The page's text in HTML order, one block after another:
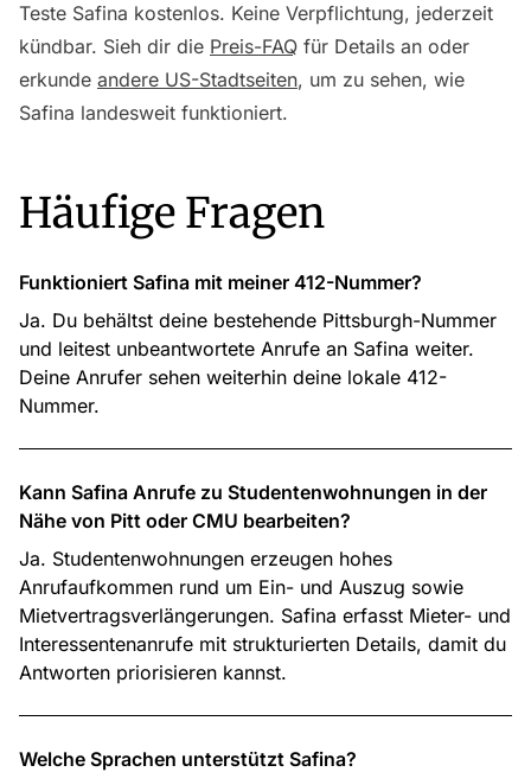
Teste Safina kostenlos. Keine Verpflichtung, jederzeit
kündbar. Sieh dir die Preis-FAQ für Details an oder
erkunde andere US-Stadtseiten, um zu sehen, wie
Safina landesweit funktioniert.
Häufige Fragen
Funktioniert Safina mit meiner 412-Nummer?
Ja. Du behältst deine bestehende Pittsburgh-Nummer
und leitest unbeantwortete Anrufe an Safina weiter.
Deine Anrufer sehen weiterhin deine lokale 412-
Nummer.
Kann Safina Anrufe zu Studentenwohnungen in der
Nähe von Pitt oder CMU bearbeiten?
Ja. Studentenwohnungen erzeugen hohes
Anrufaufkommen rund um Ein- und Auszug sowie
Mietvertragsverlängerungen. Safina erfasst Mieter- und
Interessentenanrufe mit strukturierten Details, damit du
Antworten priorisieren kannst.
Welche Sprachen unterstützt Safina?